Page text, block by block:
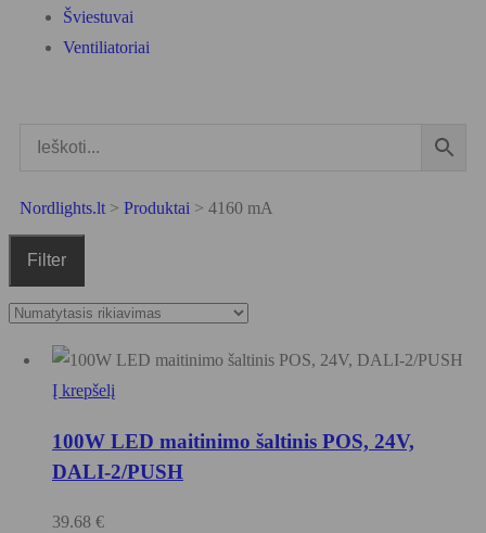
Šviestuvai
Ventiliatoriai
Nordlights.lt > Produktai > 4160 mA
Filter
Į krepšelį
100W LED maitinimo šaltinis POS, 24V,
DALI-2/PUSH
39.68 €